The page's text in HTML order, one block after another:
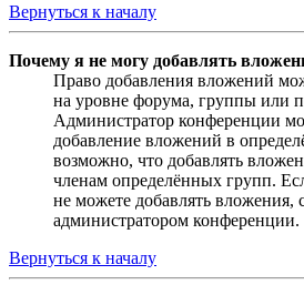
Вернуться к началу
Почему я не могу добавлять
Право добавления вложений
на уровне форума, группы или
Администратор конференции
добавление вложений в
возможно, что добавлять
членам определённых групп.
не можете добавлять вложения,
администратором конференции.
Вернуться к началу